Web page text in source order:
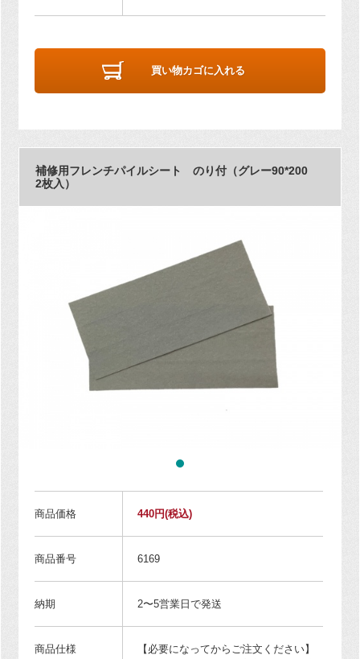
買い物カゴに入れる
補修用フレンチパイルシート のり付（グレー90*200
2枚入）
商品価格 440円(税込)
商品番号 6169
納期 2〜5営業日で発送
商品仕様
【必要になってからご注文ください】